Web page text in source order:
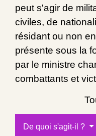
peut s'agir de
civiles, de
résidant ou non
présente sous la
par le ministre
combattants et
De quoi s'agit-il ?